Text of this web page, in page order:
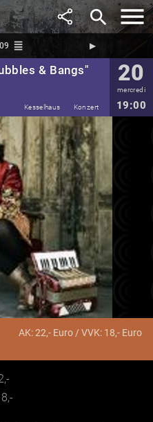
search
reorder ▶︎
& Bangs" 20
mercredi
19:00
Kesselhaus Konzert
AK: 22,- Euro / VVK: 18,- Euro